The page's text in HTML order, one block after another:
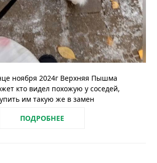
ноября 2024г Верхняя Пышма
кто видел похожую у соседей,
им такую же в замен
ПОДРОБНЕЕ